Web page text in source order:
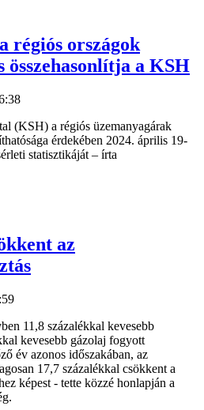
régiós országok
összehasonlítja a KSH
(KSH) a régiós üzemanyagárak
érdekében 2024. április 19-
statisztikáját – írta
az
11,8 százalékkal kevesebb
kevesebb gázolaj fogyott
év azonos időszakában, az
17,7 százalékkal csökkent a
képest - tette közzé honlapján a